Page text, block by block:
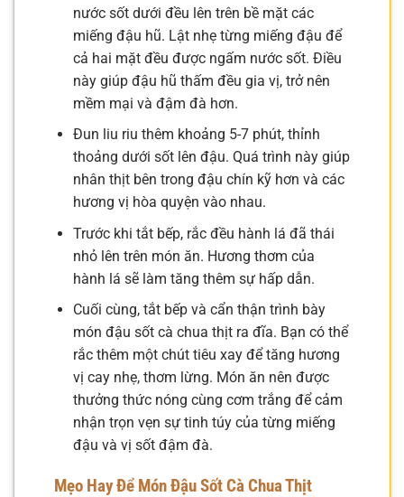
nước sốt dưới đều lên trên bề mặt các
miếng đậu hũ. Lật nhẹ từng miếng đậu để
cả hai mặt đều được ngấm nước sốt. Điều
này giúp đậu hũ thấm đều gia vị, trở nên
mềm mại và đậm đà hơn.
Đun liu riu thêm khoảng 5-7 phút, thỉnh
thoảng dưới sốt lên đậu. Quá trình này giúp
nhân thịt bên trong đậu chín kỹ hơn và các
hương vị hòa quyện vào nhau.
Trước khi tắt bếp, rắc đều hành lá đã thái
nhỏ lên trên món ăn. Hương thơm của
hành lá sẽ làm tăng thêm sự hấp dẫn.
Cuối cùng, tắt bếp và cẩn thận trình bày
món đậu sốt cà chua thịt ra đĩa. Bạn có thể
rắc thêm một chút tiêu xay để tăng hương
vị cay nhẹ, thơm lừng. Món ăn nên được
thưởng thức nóng cùng cơm trắng để cảm
nhận trọn vẹn sự tinh túy của từng miếng
đậu và vị sốt đậm đà.
Mẹo Hay Để Món Đậu Sốt Cà Chua Thịt